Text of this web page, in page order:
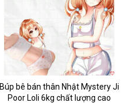
Búp bê bán thân Nhật Mystery Ji
Poor Loli 6kg chất lượng cao